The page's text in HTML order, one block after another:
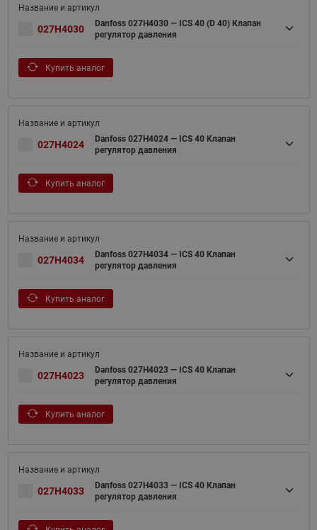
027H4030
Danfoss 027H4030 — ICS 40 (D 40) Клапан
регулятор давления
Купить аналог
027H4024
Danfoss 027H4024 — ICS 40 Клапан
регулятор давления
Купить аналог
027H4034
Danfoss 027H4034 — ICS 40 Клапан
регулятор давления
Купить аналог
027H4023
Danfoss 027H4023 — ICS 40 Клапан
регулятор давления
Купить аналог
027H4033
Danfoss 027H4033 — ICS 40 Клапан
регулятор давления